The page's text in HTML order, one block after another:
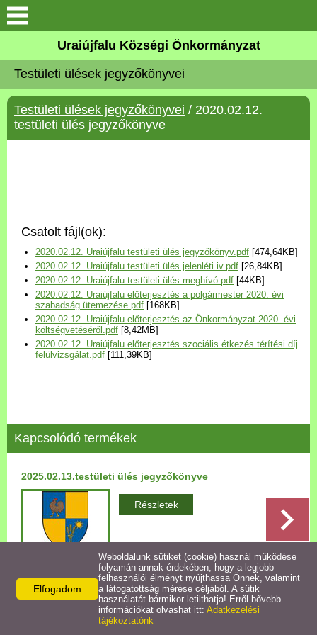
Köszöntő
Elérhetőségek
Uraiújfalu
Választási információk
Versenyképes Járások
Program
Települési Arculati
Kézikönyv
Bezerédj Amália Óvoda
Egyéb intézmények
Egyéb szolgáltatások
Egészségügyi ellátás
Uraiújfalu Sportegyesület
Uraiújfalu Községi Önkormányzat
Testületi ülések jegyzőkönyvei
Testületi ülések jegyzőkönyvei / 2020.02.12.
testületi ülés jegyzőkönyve
Csatolt fájl(ok):
2020.02.12. Uraiújfalu testületi ülés jegyzőkönyv.pdf [474,64KB]
2020.02.12. Uraiújfalu testületi ülés jelenléti iv.pdf [26,84KB]
2020.02.12. Uraiújfalu testületi ülés meghívó.pdf [44KB]
2020.02.12. Uraiújfalu előterjesztés a polgármester 2020. évi
szabadság ütemezése.pdf [168KB]
2020.02.12. Uraiújfalu előterjesztés az Önkormányzat 2020. évi
költségvetéséről.pdf [8,42MB]
2020.02.12. Uraiújfalu előterjesztés szociális étkezés térítési díj
felülvizsgálat.pdf [111,39KB]
Kapcsolódó termékek
2025.02.13.testületi ülés jegyzőkönyve
Részletek
Vissza az előző oldalra!
Elfogadom
Weboldalunk sütiket (cookie) használ működése
folyamán annak érdekében, hogy a legjobb
felhasználói élményt nyújthassa Önnek, valamint
a látogatottság mérése céljából. A sütik
használatát bármikor letilthatja! Erről bővebb
információkat olvashat itt: Adatkezelési
tájékoztatónk